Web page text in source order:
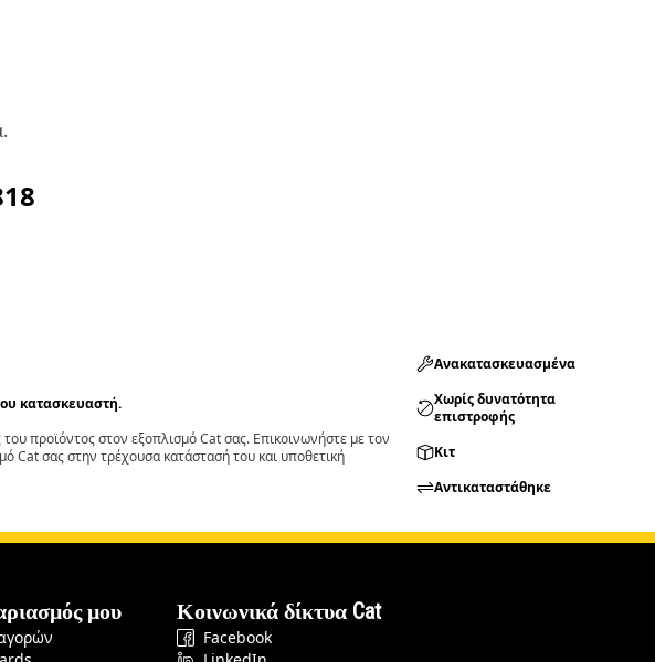
κατασκευαστή.
προϊόντος στον εξοπλισμό Cat σας. Επικοινωνήστε με τον
Cat σας στην τρέχουσα κατάστασή του και υποθετική
Ανακατασκευασμένα
Χωρίς δυνατότητα
επιστροφής
Κιτ
Αντικαταστάθηκε
μου Κοινωνικά δίκτυα Cat
Facebook